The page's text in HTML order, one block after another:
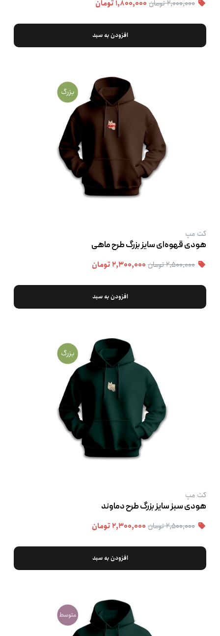
۲,۰۰۰,۰۰۰ تومان ۱,۸۰۰,۰۰۰ تومان
افزودن به سبد
کت‌ مپ
هودی قهوه‌ای سایز بزرگ طرح ماهی
۲,۵۰۰,۰۰۰ تومان ۲,۳۰۰,۰۰۰ تومان
افزودن به سبد
کت‌ مپ
هودی سبز سایز بزرگ طرح دماوند
۲,۵۰۰,۰۰۰ تومان ۲,۳۰۰,۰۰۰ تومان
افزودن به سبد